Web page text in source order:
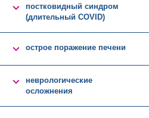

постковидный синдром
(длительный COVID)
 острое поражение печени

неврологические
осложнения